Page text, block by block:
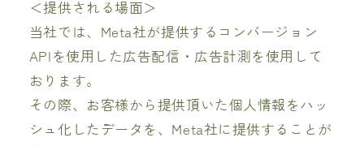
＜提供される場面＞
当社では、Meta社が提供するコンバージョン
APIを使用した広告配信・広告計測を使用して
おります。
その際、お客様から提供頂いた個人情報をハッ
シュ化したデータを、Meta社に提供することが